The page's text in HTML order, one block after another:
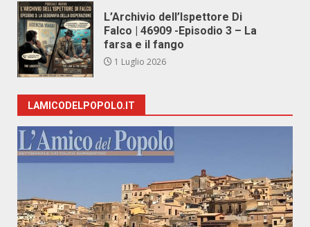
L’Archivio dell’Ispettore Di
Falco | 46909 -Episodio 3 – La
farsa e il fango
1 Luglio 2026
LAMICODELPOPOLO.IT